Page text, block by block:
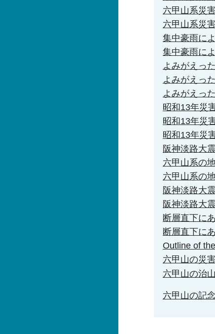
六甲山系災
六甲山系災
集中豪雨に
集中豪雨に
よみがえっ
よみがえっ
よみがえっ
昭和13年災
昭和13年災
昭和13年災
阪神淡路大
六甲山系の
六甲山系の
阪神淡路大
阪神淡路大
断層直下に
断層直下に
Outline of
六甲山の災
六甲山の治
六甲山の記